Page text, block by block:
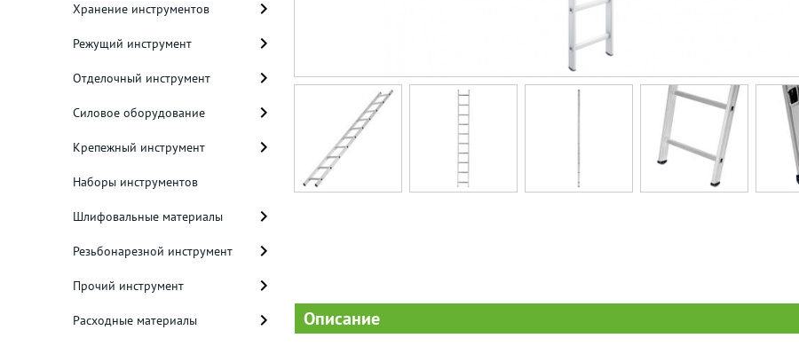
Хранение инструментов
Режущий инструмент
Отделочный инструмент
Силовое оборудование
Крепежный инструмент
Наборы инструментов
Шлифовальные материалы
Резьбонарезной инструмент
Прочий инструмент
Расходные материалы Описание